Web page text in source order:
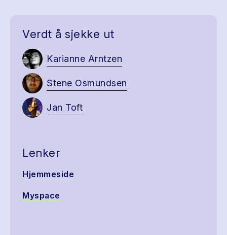
Verdt å sjekke ut
Karianne Arntzen
Stene Osmundsen
Jan Toft
Lenker
Hjemmeside
Myspace